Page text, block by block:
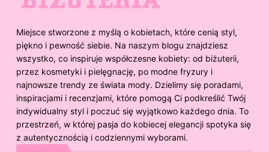
Miejsce stworzone z myślą o kobietach, które cenią styl,
piękno i pewność siebie. Na naszym blogu znajdziesz
wszystko, co inspiruje współczesne kobiety: od biżuterii,
przez kosmetyki i pielęgnację, po modne fryzury i
najnowsze trendy ze świata mody. Dzielimy się poradami,
inspiracjami i recenzjami, które pomogą Ci podkreślić Twój
indywidualny styl i poczuć się wyjątkowo każdego dnia. To
przestrzeń, w której pasja do kobiecej elegancji spotyka się
z autentycznością i codziennymi wyborami.